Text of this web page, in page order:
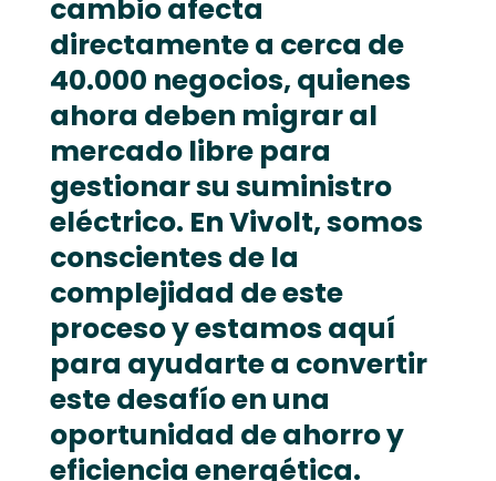
cambio afecta
directamente a cerca de
40.000 negocios, quienes
ahora deben migrar al
mercado libre para
gestionar su suministro
eléctrico. En Vivolt, somos
conscientes de la
complejidad de este
proceso y estamos aquí
para ayudarte a convertir
este desafío en una
oportunidad de ahorro y
eficiencia energética.